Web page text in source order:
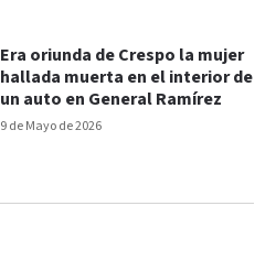
9 de Mayo de 2026
Era oriunda de Crespo la mujer
hallada muerta en el interior de
un auto en General Ramírez